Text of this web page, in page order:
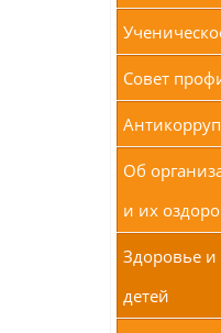
Совет
Об
и их
Здоровье и
детей